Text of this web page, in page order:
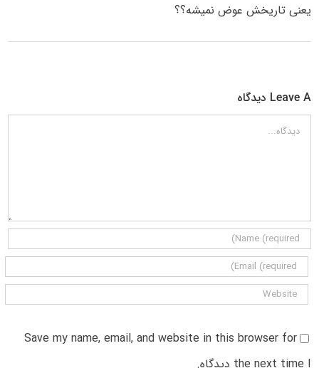
یعنی تاریخش عوض نمیشه؟؟
Leave A دیدگاه
دیدگاه
Save my name, email, and website in this browser for
the next time I دیدگاه.